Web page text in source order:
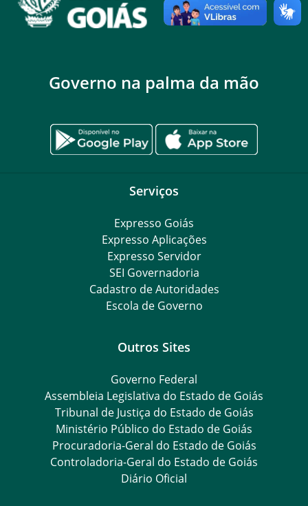
Governo na palma da mão
Serviços
Expresso Goiás
Expresso Aplicações
Expresso Servidor
SEI Governadoria
Cadastro de Autoridades
Escola de Governo
Outros Sites
Governo Federal
Assembleia Legislativa do Estado de Goiás
Tribunal de Justiça do Estado de Goiás
Ministério Público do Estado de Goiás
Procuradoria-Geral do Estado de Goiás
Controladoria-Geral do Estado de Goiás
Diário Oficial